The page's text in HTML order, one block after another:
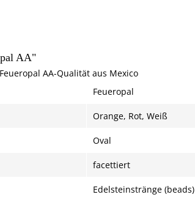
AA"
AA-Qualität aus Mexico
Feueropal
Orange, Rot, Weiß
Oval
facettiert
Edelsteinstränge (beads)